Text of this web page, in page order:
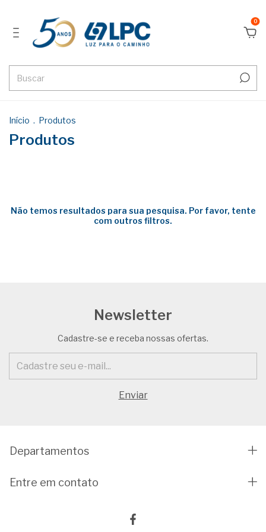
0
Início . Produtos
Produtos
Não temos resultados para sua pesquisa. Por favor, tente
com outros filtros.
Newsletter
Cadastre-se e receba nossas ofertas.
Departamentos
Entre em contato